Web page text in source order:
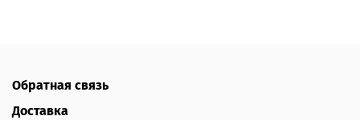
Обратная связь
Доставка